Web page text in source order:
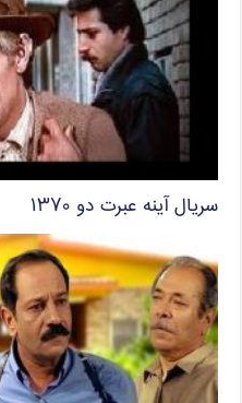
سریال آینه عبرت دو ۱۳۷۰